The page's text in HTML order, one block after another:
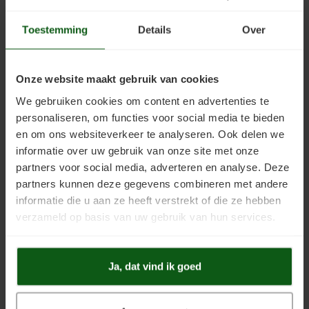
Toestemming Details Over
Onze website maakt gebruik van cookies
We gebruiken cookies om content en advertenties te
personaliseren, om functies voor social media te bieden
en om ons websiteverkeer te analyseren. Ook delen we
informatie over uw gebruik van onze site met onze
partners voor social media, adverteren en analyse. Deze
partners kunnen deze gegevens combineren met andere
informatie die u aan ze heeft verstrekt of die ze hebben
verzameld op basis van uw gebruik van hun services.
Ja, dat vind ik goed
Keim gevelverf
Keimen
Keim kalkverf
Wat is afwasbare muurverf
Muur Impregneren
Eco-paint-Stripper
Fixatief
Granital
Lignosil Color
Lignosil HRP
Met Webshop Keurmerk bent u verzekerd van:
Veilig betalingsverkeer met betrouwbare partners
One tree planted Keurmerk
Specialist vindt duurzaamheid belangrijk. Daarom planten wij (op